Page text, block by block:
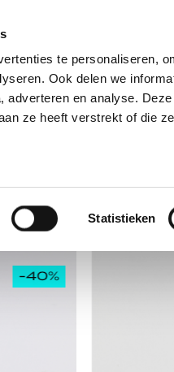
te personaliseren,
Ook delen we
en analyse.
ze heeft verstrekt of die
Statistieken